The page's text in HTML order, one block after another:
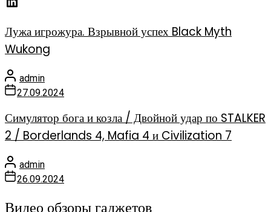
Лужа игрожура. Взрывной успех Black Myth
Wukong
admin
27.09.2024
Симулятор бога и козла / Двойной удар по STALKER
2 / Borderlands 4, Mafia 4 и Civilization 7
admin
26.09.2024
Видео обзоры гаджетов